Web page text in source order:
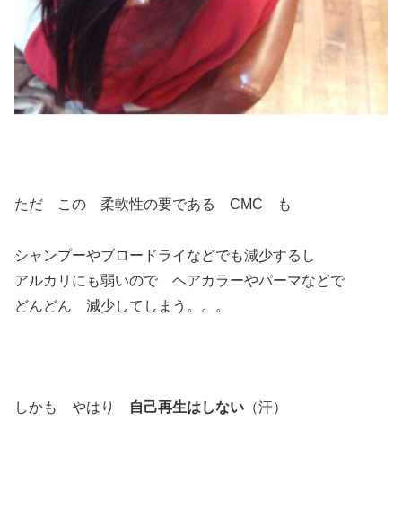
ただ この 柔軟性の要である CMC も
シャンプーやブロードライなどでも減少するし
アルカリにも弱いので ヘアカラーやパーマなどで
どんどん 減少してしまう。。。
しかも やはり 自己再生はしない （汗）